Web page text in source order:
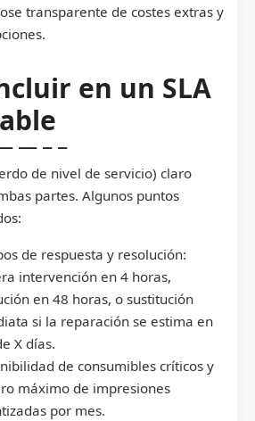
transparente de costes extras y
en un SLA
de nivel de servicio) claro
partes. Algunos puntos
de respuesta y resolución:
intervención en 4 horas,
en 48 horas, o sustitución
si la reparación se estima en
X días.
de consumibles críticos y
máximo de impresiones
por mes.